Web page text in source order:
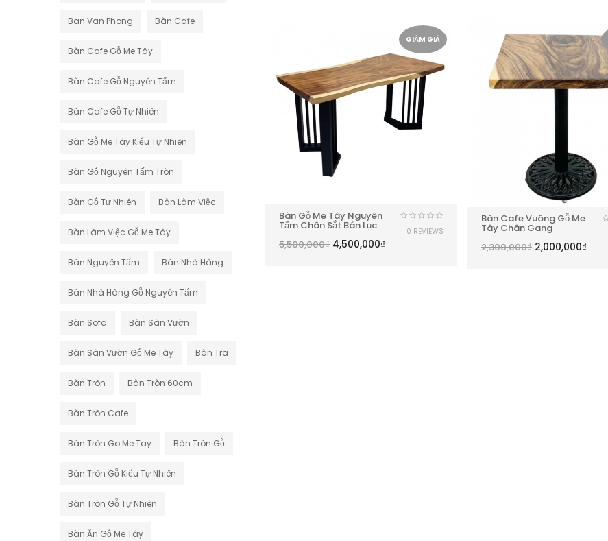
Ban Van Phong Bàn Cafe
Bàn Cafe Gỗ Me Tây
Bàn Cafe Gỗ Nguyên Tấm
Bàn Cafe Gỗ Tự Nhiên
Bàn Gỗ Me Tây Kiểu Tự Nhiên
Bàn Gỗ Nguyên Tấm Tròn
Bàn Gỗ Tự Nhiên Bàn Làm Việc
Bàn Làm Việc Gỗ Me Tây
Bàn Nguyên Tấm Bàn Nhà Hàng
Bàn Nhà Hàng Gỗ Nguyên Tấm
Bàn Sofa Bàn Sân Vườn
Bàn Sân Vườn Gỗ Me Tây Bàn Tra
Bàn Tròn Bàn Tròn 60cm
Bàn Tròn Cafe
Bàn Tròn Go Me Tay Bàn Tròn Gỗ
Bàn Tròn Gỗ Kiểu Tự Nhiên
Bàn Tròn Gỗ Tự Nhiên
Bàn Ăn Gỗ Me Tây
Tây Nguyên Tấm
GIẢM GIÁ
Bàn Gỗ Me Tây Nguyên
Tấm Chân Sắt Bán Lục
5,500,000₫ 4,500,000₫
0 REVIEWS
Bàn Cafe Vuông Gỗ Me
Tây Chân Gang
2,300,000₫ 2,000,000₫